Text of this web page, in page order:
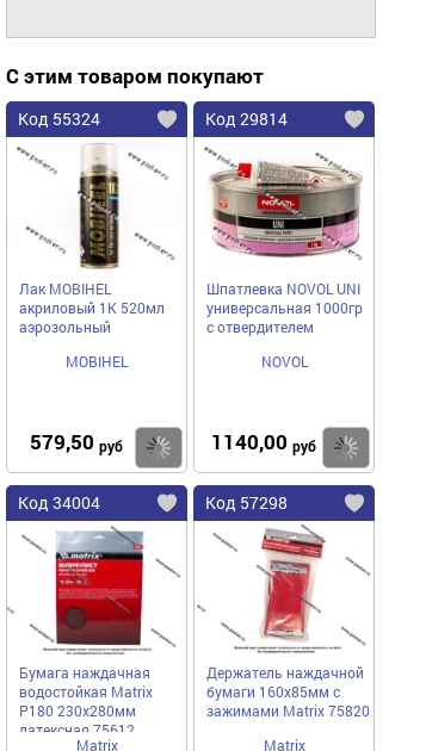
С этим товаром покупают
Код 55324
Лак MOBIHEL
акриловый 1К 520мл
аэрозольный
MOBIHEL
579,50 руб Купить
Код 29814
Шпатлевка NOVOL UNI
универсальная 1000гр
с отвердителем
NOVOL
1140,00 руб
Код 34004
Бумага наждачная
водостойкая Matrix
P180 230х280мм
латексная 75612
Matrix
Код 57298
Держатель наждачной
бумаги 160x85мм с
зажимами Matrix 75820
Matrix